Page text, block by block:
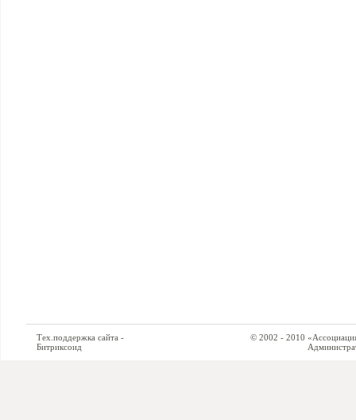
Тех.поддержка сайта -
Битриксоид
© 2002 - 2010 «Ассоциация